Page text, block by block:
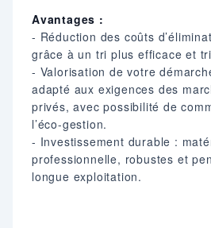
Avantages :
- Réduction des coûts
grâce à un tri plus efficace et
- Valorisation de votre
adapté aux exigences des
privés, avec possibilité de
l’éco-gestion.
- Investissement durable :
professionnelle, robustes et
longue exploitation.